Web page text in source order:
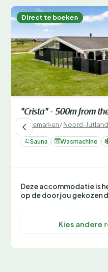
Direct te boeken
"Crista" - 500m from
Denemarken/Noord-Jutland
Sauna Wasmachine
Deze accommodatie is
op de door jou gekozen
Kies andere